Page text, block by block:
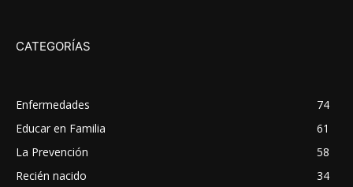
CATEGORÍAS
Enfermedades
74
Educar en Familia
61
La Prevención
58
Recién nacido
34